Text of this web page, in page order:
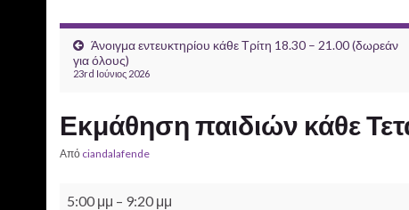
Άνοιγμα εντευκτηρίου κάθε Τρίτη 18.30 – 21.00 (δωρεάν
για όλους)
23rd Ιούνιος 2026
Εκμάθηση παιδιών κάθε
Από ciandalafende
Εκμάθηση παιδιών κάθε Τετάρτη - Γαλανός Δημήτρης
5:00 μμ – 9:20 μμ